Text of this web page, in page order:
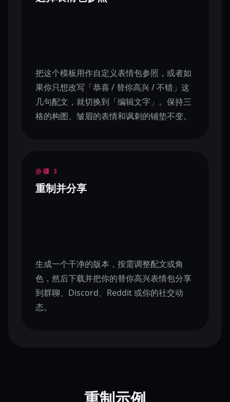
把这个模板用作自定义表情包参照，或者如
果你只想改写「恭喜 / 替你高兴 / 不错」这
几句配文，就切换到「编辑文字」。保持三
格的构图、皱眉的表情和讽刺的铺垫不变。
步骤 3
重制并分享
生成一个干净的版本，按需调整配文或角
色，然后下载并把你的替你高兴表情包分享
到群聊、Discord、Reddit 或你的社交动
态。